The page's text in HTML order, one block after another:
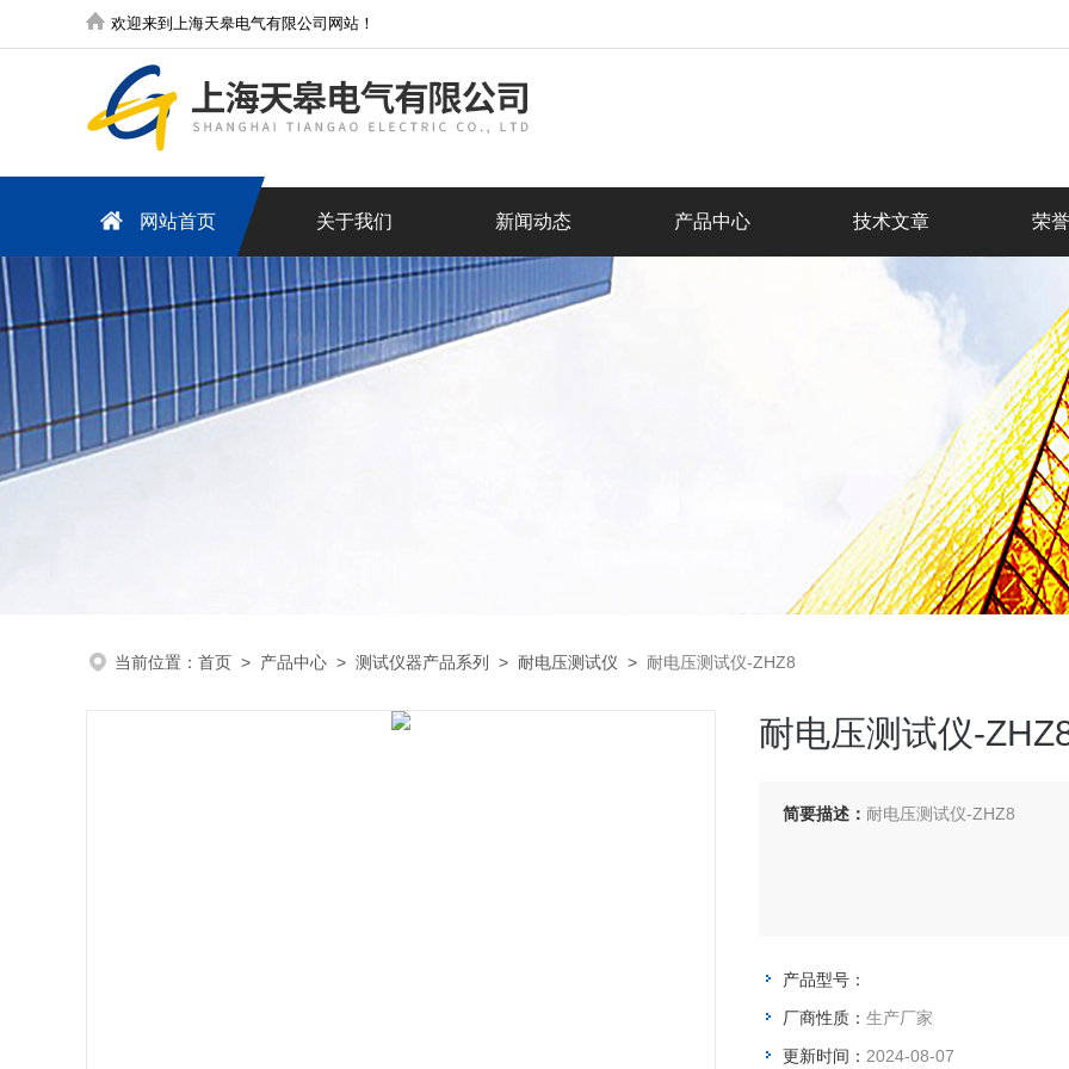
欢迎来到上海天皋电气有限公司网站！
网站首页 关于我们 新闻动态 产品中心 技术文章 荣
当前位置： 首页 > 产品中心 > 测试仪器产品系列 > 耐电压测试仪 > 耐电压测试仪-ZHZ8
耐电压测试仪-
简要描述： 耐电压测试仪-ZHZ8
产品型号：
厂商性质： 生产厂家
更新时间： 2024-08-07